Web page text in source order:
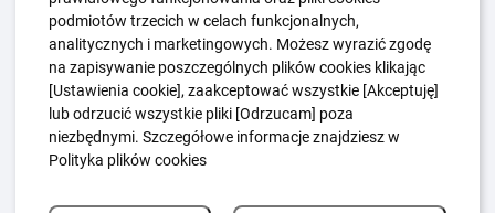
Kwalifikacje ZSK
Kluby Aktualności
Edukacja
Guttmanny Kontakt
Polityka Ochrony Dzieci
Sygnaliści
Polityka plików cookie
podmiotów trzecich w celach funkcjonalnych,
analitycznych i marketingowych. Możesz wyrazić zgodę
na zapisywanie poszczególnych plików cookies klikając
[Ustawienia cookie], zaakceptować wszystkie [Akceptuję]
lub odrzucić wszystkie pliki [Odrzucam] poza
niezbędnymi. Szczegółowe informacje znajdziesz w
Polityka plików cookies